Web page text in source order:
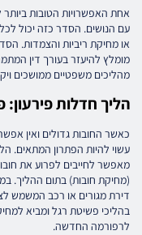
אחת האפשרויות הטובות
עם הנושים. הסדר כזה יכול
או מחיקת ריביות והצמדות.
מומלץ להיעזר בעורך דין
מהליכים משפטיים ממושכים
הליך חדלות
כאשר החובות גדולים ואין
עשוי להיות הפתרון המתאים.
מאפשר לחייבים לפרוע את
(מחיקת חובות) בתום ההליך.
דירת מגורים או רכב המשמש
בהליכי פשיטת רגל ומביא
לרפורמה החדשה.